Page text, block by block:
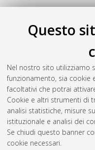
Questo
Nel nostro sito utilizziamo
funzionamento, sia cookie
facoltativi che potrai
Cookie e altri strumenti di
analisi statistiche, misure
istituzionale e analisi dei
Se chiudi questo banner
cookie necessari.
[Laurea magistrale],
Ingegneria chimica e di
full-text non disponibile
Questa lista e' stata